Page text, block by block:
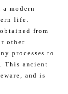
modern
life.
from
other
processes to
This ancient
and is